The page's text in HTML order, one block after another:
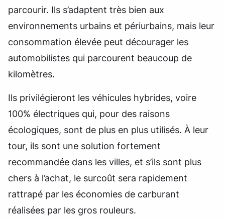
parcourir. Ils s’adaptent très bien aux
environnements urbains et périurbains, mais leur
consommation élevée peut décourager les
automobilistes qui parcourent beaucoup de
kilomètres.
Ils privilégieront les véhicules hybrides, voire
100% électriques qui, pour des raisons
écologiques, sont de plus en plus utilisés. À leur
tour, ils sont une solution fortement
recommandée dans les villes, et s’ils sont plus
chers à l’achat, le surcoût sera rapidement
rattrapé par les économies de carburant
réalisées par les gros rouleurs.